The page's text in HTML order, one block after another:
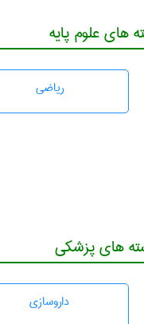
علوم پایه
رياضی
های پزشکی
داروسازی